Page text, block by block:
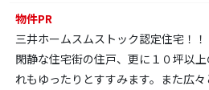
物件PR
三井ホームスムストック認定住宅！！
閑静な住宅街の住戸、更に１０坪以
れもゆったりとすすみます。また広